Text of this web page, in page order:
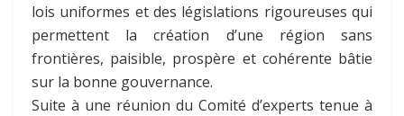
lois uniformes et des législations rigoureuses qui
permettent la création d’une région sans
frontières, paisible, prospère et cohérente bâtie
sur la bonne gouvernance.
Suite à une réunion du Comité d’experts tenue à